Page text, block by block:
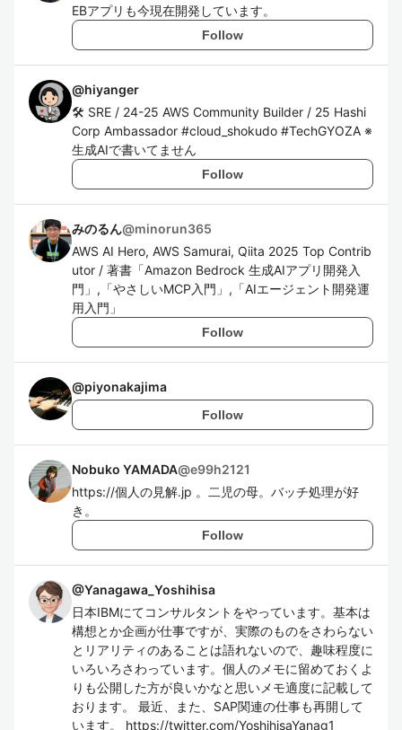
EBアプリも今現在開発しています。
Follow
@hiyanger
🛠️ SRE / 24-25 AWS Community Builder / 25 Hashi
Corp Ambassador #cloud_shokudo #TechGYOZA ※
生成AIで書いてません
Follow
みのるん@minorun365
AWS AI Hero, AWS Samurai, Qiita 2025 Top Contrib
utor / 著書「Amazon Bedrock 生成AIアプリ開発入
門」,「やさしいMCP入門」,「AIエージェント開発運
用入門」
Follow
@piyonakajima
Follow
Nobuko YAMADA@e99h2121
https://個人の見解.jp 。二児の母。バッチ処理が好
き。
Follow
@Yanagawa_Yoshihisa
日本IBMにてコンサルタントをやっています。基本は
構想とか企画が仕事ですが、実際のものをさわらない
とリアリティのあることは語れないので、趣味程度に
いろいろさわっています。個人のメモに留めておくよ
りも公開した方が良いかなと思いメモ適度に記載して
おります。 最近、また、SAP関連の仕事も再開して
います。 https://twitter.com/YoshihisaYanag1